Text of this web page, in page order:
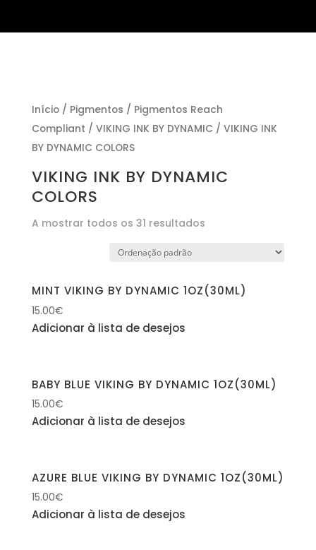
Início/ Pigmentos / Pigmentos Reach
Compliant / VIKING INK BY DYNAMIC / VIKING INK
BY DYNAMIC COLORS
VIKING INK BY DYNAMIC
COLORS
A mostrar todos os 31 resultados
MINT VIKING BY DYNAMIC 1OZ(30ML)
15.00€
Adicionar à lista de desejos
BABY BLUE VIKING BY DYNAMIC 1OZ(30ML)
15.00€
Adicionar à lista de desejos
AZURE BLUE VIKING BY DYNAMIC 1OZ(30ML)
15.00€
Adicionar à lista de desejos